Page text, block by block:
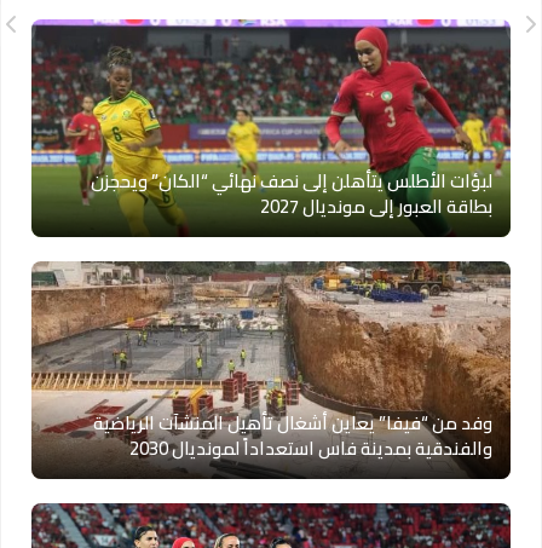
لبؤات الأطلس يتأهلن إلى نصف نهائي “الكان” ويحجزن
بطاقة العبور إلى مونديال 2027
وفد من “فيفا” يعاين أشغال تأهيل المنشآت الرياضية
والفندقية بمدينة فاس استعداداً لمونديال 2030